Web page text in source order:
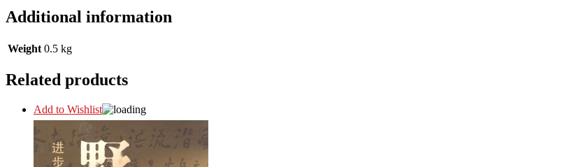
Additional information
Weight 0.5 kg
Related products
Add to Wishlist